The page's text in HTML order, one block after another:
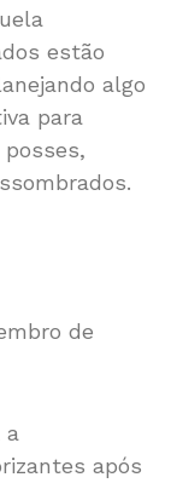
estão
algo
para
de
a
após